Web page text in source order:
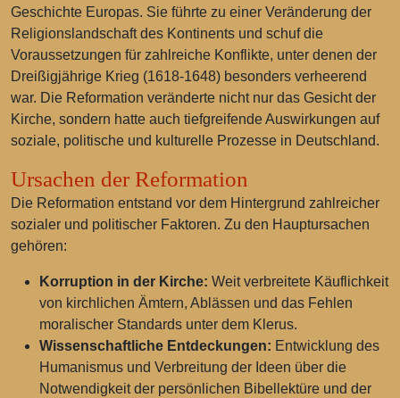
Geschichte Europas. Sie führte zu einer Veränderung der
Religionslandschaft des Kontinents und schuf die
Voraussetzungen für zahlreiche Konflikte, unter denen der
Dreißigjährige Krieg (1618-1648) besonders verheerend
war. Die Reformation veränderte nicht nur das Gesicht der
Kirche, sondern hatte auch tiefgreifende Auswirkungen auf
soziale, politische und kulturelle Prozesse in Deutschland.
Ursachen der Reformation
Die Reformation entstand vor dem Hintergrund zahlreicher
sozialer und politischer Faktoren. Zu den Hauptursachen
gehören:
Korruption in der Kirche: Weit verbreitete Käuflichkeit
von kirchlichen Ämtern, Ablässen und das Fehlen
moralischer Standards unter dem Klerus.
Wissenschaftliche Entdeckungen: Entwicklung des
Humanismus und Verbreitung der Ideen über die
Notwendigkeit der persönlichen Bibellektüre und der